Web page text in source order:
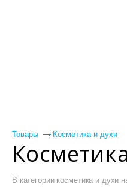
Товары Косметика и духи
В категории косметика и духи